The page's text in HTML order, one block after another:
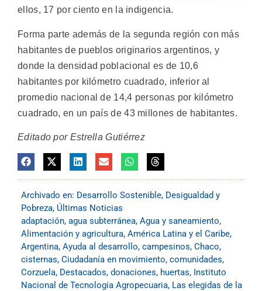
ellos, 17 por ciento en la indigencia.
Forma parte además de la segunda región con más
habitantes de pueblos originarios argentinos, y
donde la densidad poblacional es de 10,6
habitantes por kilómetro cuadrado, inferior al
promedio nacional de 14,4 personas por kilómetro
cuadrado, en un país de 43 millones de habitantes.
Editado por Estrella Gutiérrez
Archivado en: Desarrollo Sostenible, Desigualdad y
Pobreza, Últimas Noticias
adaptación, agua subterránea, Agua y saneamiento,
Alimentación y agricultura, América Latina y el Caribe,
Argentina, Ayuda al desarrollo, campesinos, Chaco,
cisternas, Ciudadanía en movimiento, comunidades,
Corzuela, Destacados, donaciones, huertas, Instituto
Nacional de Tecnología Agropecuaria, Las elegidas de la